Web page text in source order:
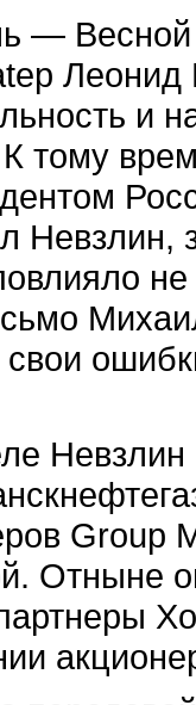
Весной
и
тому
не
Невзлин
Group
Отныне